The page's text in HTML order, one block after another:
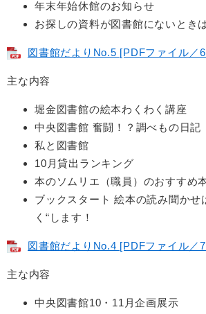
年末年始休館のお知らせ
お探しの資料が図書館にないとき
図書館だよりNo.5 [PDFファイル／
主な内容
堀金図書館の絵本わくわく講座
中央図書館 奮闘！？調べもの日記
私と図書館
10月貸出ランキング
本のソムリエ（職員）のおすすめ
ブックスタート 絵本の読み聞かせ
く“します！
図書館だよりNo.4 [PDFファイル／
主な内容
中央図書館10・11月企画展示